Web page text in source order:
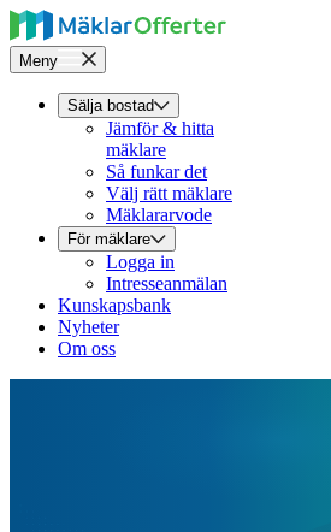
Meny
Sälja bostad
Jämför & hitta
mäklare
Så funkar det
Välj rätt mäklare
Mäklararvode
För mäklare
Logga in
Intresseanmälan
Kunskapsbank
Nyheter
Om oss